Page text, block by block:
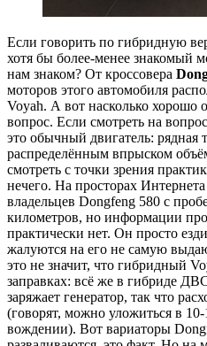
Если говорить по гибридную
хотя бы более-менее знакомый
нам знаком? От кроссовера
моторов этого автомобиля
Voyah. А вот насколько хорошо
вопрос. Если смотреть на
это обычный двигатель: рядная
распределённым впрыском
смотреть с точки зрения
нечего. На просторах
владельцев Dongfeng 580 с
километров, но информации
практически нет. Он просто
жалуются на его не самую
это не значит, что гибридный
заправках: всё же в гибриде
заряжает генератор, так что
(говорят, можно уложиться в
вождении). Вот вариаторы